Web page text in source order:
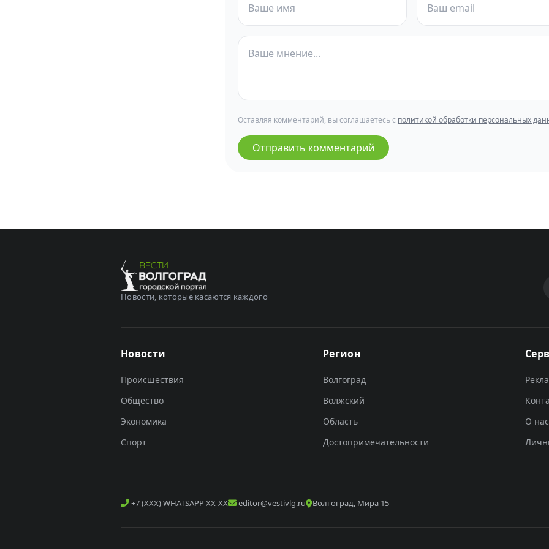
Оставляя комментарий, вы соглашаетесь с политикой обработки персональных
Отправить комментарий
Новости, которые касаются каждого
Новости
Происшествия
Общество
Экономика
Спорт
Регион
Волгоград
Волжский
Область
Достопримечательности
О нас
+7 (XXX) WHATSAPP XX-XX editor@vestivlg.ru Волгоград, Мира 15